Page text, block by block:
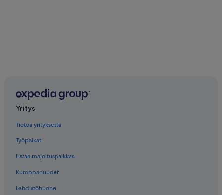
Yritys
Tietoa yrityksestä
Työpaikat
Listaa majoituspaikkasi
Kumppanuudet
Lehdistöhuone